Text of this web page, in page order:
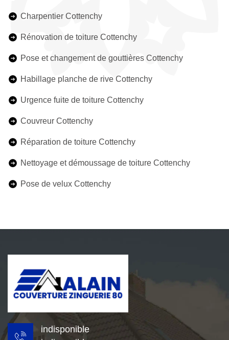
Charpentier Cottenchy
Rénovation de toiture Cottenchy
Pose et changement de gouttières Cottenchy
Habillage planche de rive Cottenchy
Urgence fuite de toiture Cottenchy
Couvreur Cottenchy
Réparation de toiture Cottenchy
Nettoyage et démoussage de toiture Cottenchy
Pose de velux Cottenchy
indisponible